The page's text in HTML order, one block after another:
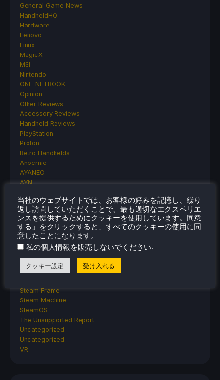
General Game News
HandheldHQ
Hardware
Lenovo
Linux
MagicX
MSI
Nintendo
ONE-NETBOOK
Opinion
Other Reviews
Accessory Reviews
Handheld Reviews
PlayStation
Proton
Retro Handhelds
Anbernic
AYANEO
AYN
MagicX
MANGMI
Miyoo
Retroid
Rumors
TrimUI
Steam
Steam Frame
Steam Machine
SteamOS
The Unsupported Report
Uncategorized
Uncategorized
VR
当社のウェブサイトでは、お客様の好みを記憶し、繰り
返し訪問していただくことで、最も適切なエクスペリエ
ンスを提供するためにクッキーを使用しています。同意
する」をクリックすると、すべてのクッキーの使用に同
意したことになります。
私の個人情報を販売しないでください.
クッキー設定 受け入れる